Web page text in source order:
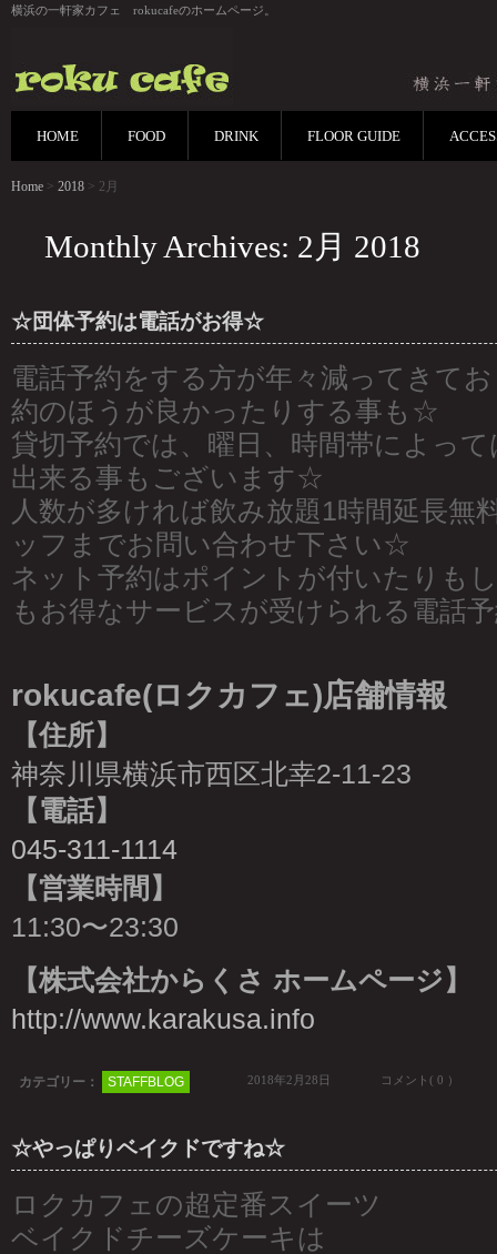
横浜の一軒家カフェ rokucafeのホームページ。
HOME FOOD DRINK FLOOR GUIDE
Home > 2018 > 2月
Monthly Archives: 2月 2018
☆団体予約は電話がお得☆
電話予約をする方が年々減ってきて
約のほうが良かったりする事も☆
貸切予約では、曜日、時間帯によっ
出来る事もございます☆
人数が多ければ飲み放題1時間延長無
ッフまでお問い合わせ下さい☆
ネット予約はポイントが付いたりも
もお得なサービスが受けられる電話
rokucafe(ロクカフェ)店舗情報
【住所】
神奈川県横浜市西区北幸2-11-23
【電話】
045-311-1114
【営業時間】
11:30〜23:30
【株式会社からくさ ホームページ】
http://www.karakusa.info
カテゴリー： STAFFBLOG 2018年2月28日 コメント( 0 ）
☆やっぱりベイクドですね☆
ロクカフェの超定番スイーツ
ベイクドチーズケーキは